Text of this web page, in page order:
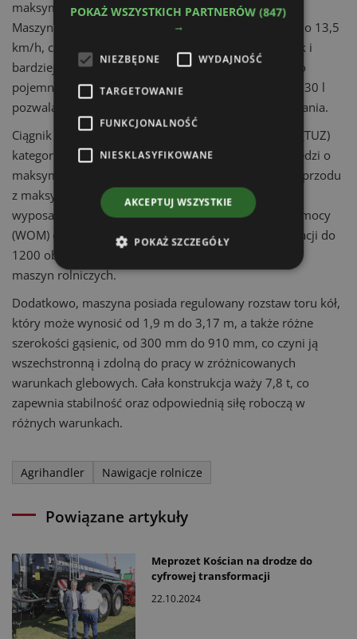
maksymalny moment obrotowy wynoszący 610 Nm.
Maszyna może pracować w zakresie prędkości od 0 do 13,5
km/h, co umożliwia zarówno precyzyjne operacje, jak i
bardziej wymagające prace polowe. Zbiornik paliwa o
pojemności 350 l oraz zbiornik AdBlue o pojemności 30 l
pozwalają na długotrwałą pracę bez częstego tankowania.
Ciągnik ten posiada trójpunktowy układ zawieszenia (TUZ)
kategorii 3 z tyłu, który umożliwia podnoszenie narzędzi o
maksymalnej wadze do 8 ton, oraz TUZ kategorii 2 z przodu
z maksymalnym udźwigiem 3 tony. AgBot 5.115T
wyposażony jest również w elektryczny wał odbioru mocy
(WOM) o mocy do 100 kW, z pełnym zakresem regulacji do
1200 obr./min, co umożliwia zasilanie wielu różnych
maszyn rolniczych.
Dodatkowo, maszyna posiada regulowany rozstaw toru kół,
który może wynosić od 1,9 m do 3,17 m, a także różne
szerokości gąsienic, od 300 mm do 910 mm, co czyni ją
wszechstronną i zdolną do pracy w zróżnicowanych
warunkach glebowych. Cała konstrukcja waży 7,8 t, co
zapewnia stabilność oraz odpowiednią siłę roboczą w
różnych warunkach.
Agrihandler Nawigacje rolnicze
Powiązane artykuły
Meprozet Kościan na drodze do
cyfrowej transformacji
22.10.2024
POKAŻ WSZYSTKICH PARTNERÓW(847)
→
NIEZBĘDNE WYDAJNOŚĆ
TARGETOWANIE
FUNKCJONALNOŚĆ
NIESKLASYFIKOWANE
AKCEPTUJ WSZYSTKIE
POKAŻ SZCZEGÓŁY